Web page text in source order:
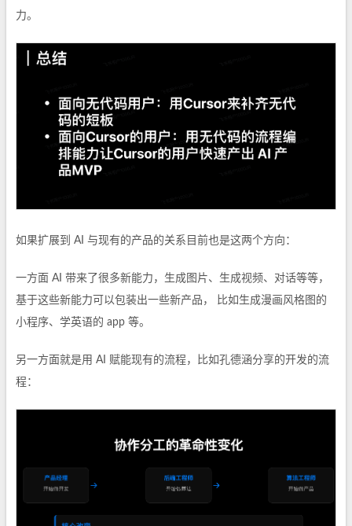
力。
如果扩展到 AI 与现有的产品的关系目前也是这两个方向：
一方面 AI 带来了很多新能力，生成图片、生成视频、对话等等，
基于这些新能力可以包装出一些新产品， 比如生成漫画风格图的
小程序、学英语的 app 等。
另一方面就是用 AI 赋能现有的流程，比如孔德涵分享的开发的流
程：